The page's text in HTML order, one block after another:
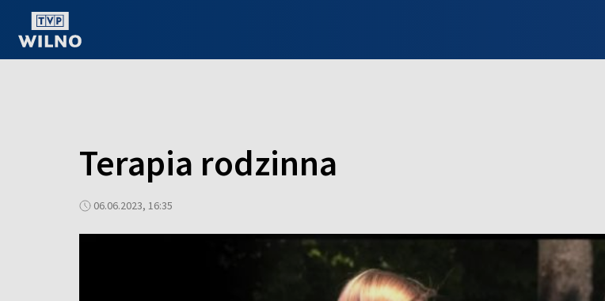
Terapia rodzinna
06.06.2023, 16:35